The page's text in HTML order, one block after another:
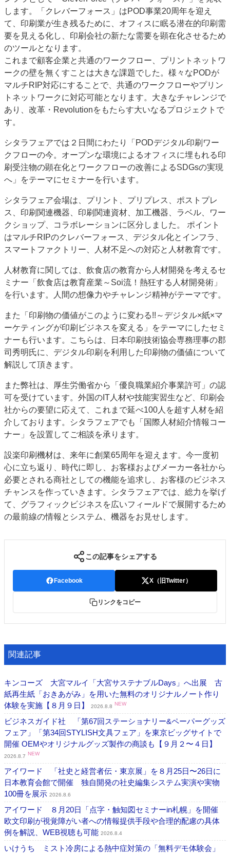
します。「クレバーフォース」はPOD事業20周年を迎え
て、印刷業が生き残るために、オフィスに眠る潜在的印刷需
要を見える化し、印刷会社の新たな需要を顕在化させるため
のツールとなります。
これまで顧客企業と共通のワークフロー、プリントネットワ
ークの壁を無くすことは大きな課題でした。様々なPODが
マルチRIP対応にすることで、共通のワークフローやプリン
トネットワークに対応可能となります。大きなチャレンジで
あり、改革・Revolutionをもたらす大いなるプロジェクトで
す。
シタラフェアでは２日間にわたり「PODデジタル印刷ワー
クフローの今。オープンな環境によるオフィスに埋もれる印
刷受注物の顕在化とワークフローの改善によるSDGsの実現
へ」をテーマにセミナーを行います。
シタラフェア会場は、プリント、プリプレス、ポストプレ
ス、印刷関連機器、印刷関連資材、加工機器、ラベル、ワー
クショップ、コラボレーションに区分しました。 ポイント
はマルチRIPのクレバーフォース、デジタル化とインフラ、
スマートファクトリー、人材不足への対応と人材教育です。
人材教育に関しては、飲食店の教育から人材開発を考えるセ
ミナー「飲食店は教育産業～Soi流！熱狂する人材開発術」
を行います。人間の想像力やチャレンジ精神がテーマです。
また「印刷物の価値がこのように変わる!!～デジタル×紙×マ
ーケティングが印刷ビジネスを変える」をテーマにしたセミ
ナーも行います。こちらは、日本印刷技術協会専務理事の郡
司秀明氏に、デジタル印刷を利用した印刷物の価値について
解説して頂きます。
また弊社は、厚生労働省から「優良職業紹介事業許可」の認
可を受けています。外国のIT人材や技能実習生など、印刷会
社からの要望に応えて、これまで延べ100人を超す人材を紹
介しております。シタラフェアでも「国際人材紹介情報コー
ナー」を設置してご相談を承ります。
設楽印刷機材は、来年に創業65周年を迎えます。今一度初
心に立ち返り、時代に即し、お客様およびメーカー各社から
必要とされる商社としての機能を追求し、お客様のビジネス
チャンスを作っていきます。シタラフェアでは、総力を挙げ
て、グラフィックビジネスを広いフィールドで展開するため
の最前線の情報とシステム、機器をお見せします。
この記事をシェアする
Facebook X（旧Twitter）
リンクをコピー
関連記事
キンコーズ 大宮マルイ「大宮サステナブルDays」へ出展 古
紙再生紙「おきあがみ」を用いた無料のオリジナルノート作り
体験を実施【８月９日】
2026.8.8 NEW
ビジネスガイド社 「第67回ステーショナリー&ペーパーグッズ
フェア」「第34回STYLISH文具フェア」を東京ビッグサイトで
開催 OEMやオリジナルグッズ製作の商談も【９月２〜４日】
2026.8.7 NEW
アイワード 「社史と経営者伝・東京展」を８月25日〜26日に
日本教育会館で開催 独自開発の社史編集システム実演や実物
100冊を展示 2026.8.6
アイワード ８月20日「点字・触知図セミナーin札幌」を開催
欧文印刷が視覚障がい者への情報提供手段や合理的配慮の具体
例を解説、WEB視聴も可能 2026.8.4
いけうち ミスト冷房による熱中症対策の「無料デモ体験会」